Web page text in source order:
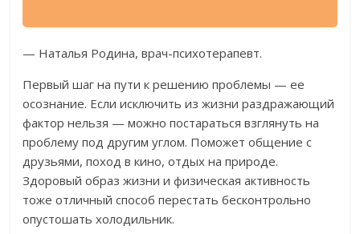
— Наталья Родина, врач-психотерапевт.
Первый шаг на пути к решению проблемы — ее
осознание. Если исключить из жизни раздражающий
фактор нельзя — можно постараться взглянуть на
проблему под другим углом. Поможет общение с
друзьями, поход в кино, отдых на природе.
Здоровый образ жизни и физическая активность
тоже отличный способ перестать бесконтрольно
опустошать холодильник.